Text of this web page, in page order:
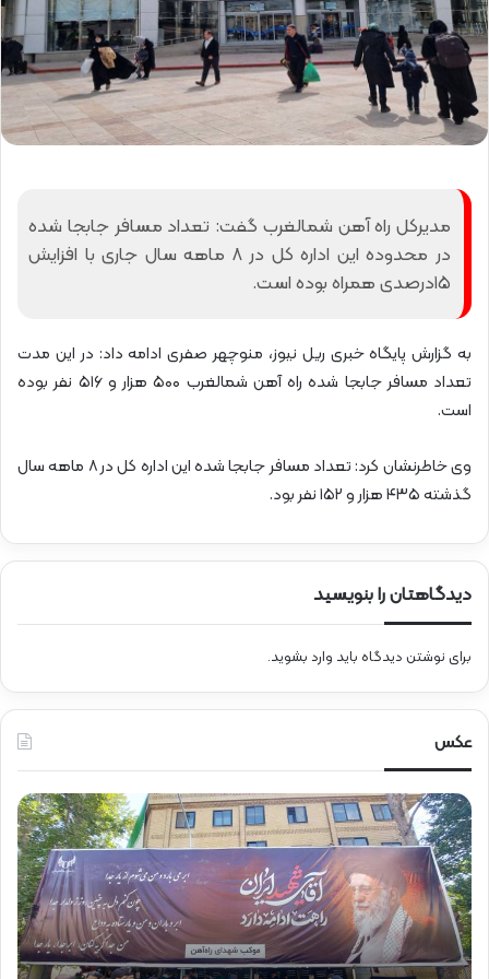
مدیرکل راه آهن شمالغرب گفت: تعداد مسافر جابجا شده
در محدوده این اداره کل در ۸ ماهه سال جاری با افزایش
۱۵درصدی همراه بوده است.
به گزارش پایگاه خبری ریل نیوز، منوچهر صفری ادامه داد: در این مدت
تعداد مسافر جابجا شده راه آهن شمالغرب ۵۰۰ هزار و ۵۱۶ نفر بوده
است.
وی خاطرنشان کرد: تعداد مسافر جابجا شده این اداره کل در ۸ ماهه سال
گذشته ۴۳۵ هزار و ۱۵۲ نفر بود.
دیدگاهتان را بنویسید
برای نوشتن دیدگاه باید وارد بشوید.
عکس
ح
ض
و
ر
ق
ا
ئ
م‌